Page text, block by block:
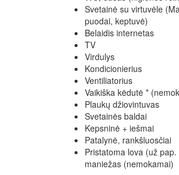
Svetainė su virtuvėle
puodai, keptuvė)
Belaidis internetas
TV
Virdulys
Kondicionierius
Ventiliatorius
Vaikiška kėdutė *
Plaukų džiovintuvas
Svetainės baldai
Kepsninė + iešmai
Patalynė, rankšluosčiai
Pristatoma lova (už
maniežas (nemokamai)